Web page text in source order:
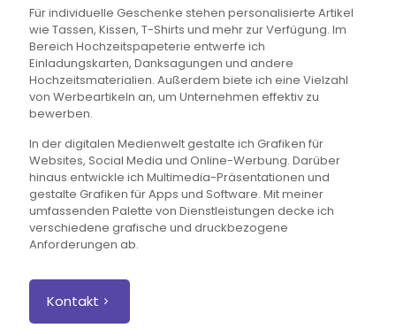
Für individuelle Geschenke stehen personalisierte Artikel
wie Tassen, Kissen, T-Shirts und mehr zur Verfügung. Im
Bereich Hochzeitspapeterie entwerfe ich
Einladungskarten, Danksagungen und andere
Hochzeitsmaterialien. Außerdem biete ich eine Vielzahl
von Werbeartikeln an, um Unternehmen effektiv zu
bewerben.
In der digitalen Medienwelt gestalte ich Grafiken für
Websites, Social Media und Online-Werbung. Darüber
hinaus entwickle ich Multimedia-Präsentationen und
gestalte Grafiken für Apps und Software. Mit meiner
umfassenden Palette von Dienstleistungen decke ich
verschiedene grafische und druckbezogene
Anforderungen ab.
Kontakt